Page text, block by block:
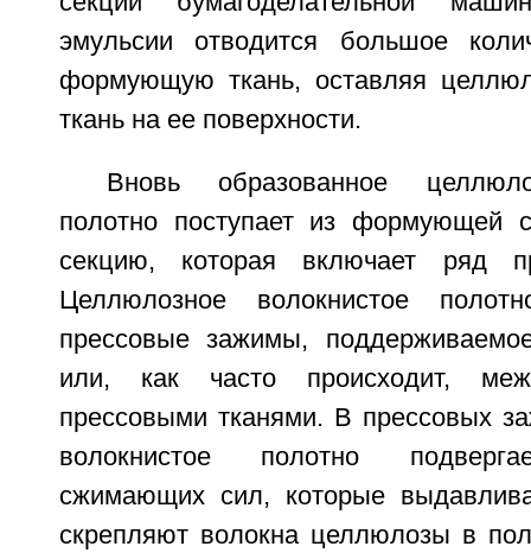
эмульсии отводится большое
формующую ткань, оставляя
ткань на ее поверхности.
Вновь образованное
полотно поступает из формующей
секцию, которая включает ряд
Целлюлозное волокнистое
прессовые зажимы,
или, как часто происходит,
прессовыми тканями. В прессовых
волокнистое полотно
сжимающих сил, которые
скрепляют волокна целлюлозы в